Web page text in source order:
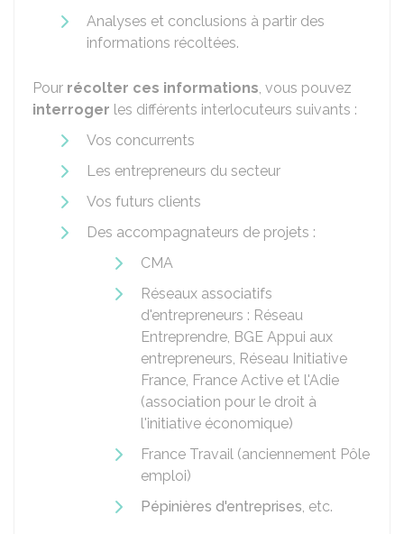
Analyses et conclusions à partir des
informations récoltées.
Pour récolter ces informations, vous pouvez
interroger les différents interlocuteurs suivants :
Vos concurrents
Les entrepreneurs du secteur
Vos futurs clients
Des accompagnateurs de projets :
CMA
Réseaux associatifs
d'entrepreneurs : Réseau
Entreprendre, BGE Appui aux
entrepreneurs, Réseau Initiative
France, France Active et l'Adie
(association pour le droit à
l'initiative économique)
France Travail (anciennement Pôle
emploi)
Pépinières d'entreprises, etc.